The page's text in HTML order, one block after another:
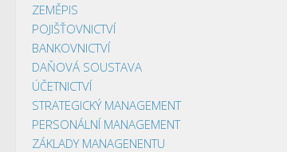
ZEMĚPIS
POJIŠŤOVNICTVÍ
BANKOVNICTVÍ
DAŇOVÁ SOUSTAVA
ÚČETNICTVÍ
STRATEGICKÝ MANAGEMENT
PERSONÁLNÍ MANAGEMENT
ZÁKLADY MANAGENENTU